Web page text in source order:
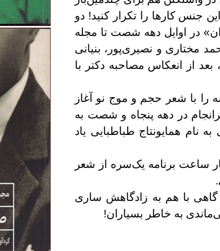
جنس کارها را تکرار کنید! دو
در اوایل دهه شصت تا مجله
مختاری و نصیری‌پور‌، بنیانی
از انعکاس مصاحبه دکتر با
را با شعر حجم و موج نو آغاز
در دهه پنجاه و شصت به
نام همایونتاج طباطبایی یاد
ساعت برنامه یک‌سره از شعر
گاهی با هم به زادگاهش ساری
به خاطر بسیاران!